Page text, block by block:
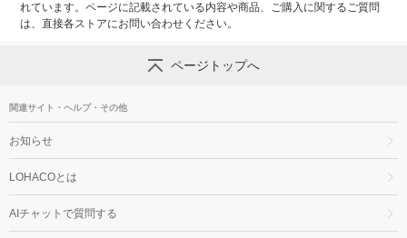
れています。ページに記載されている内容や商品、ご購入に関するご質問
は、直接各ストアにお問い合わせください。
ページトップへ
関連サイト・ヘルプ・その他
お知らせ
LOHACOとは
AIチャットで質問する